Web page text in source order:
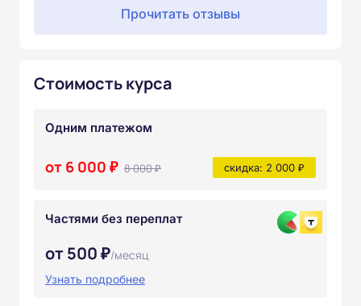
Прочитать отзывы
Стоимость курса
Одним платежом
от 6 000 ₽ 8 000 ₽ скидка: 2 000 ₽
Частями без переплат
от 500 ₽/месяц
Узнать подробнее